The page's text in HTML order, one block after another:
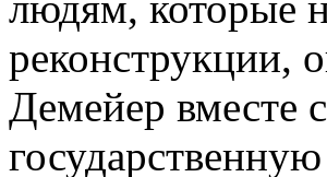
реконструкции,
Демейер вместе